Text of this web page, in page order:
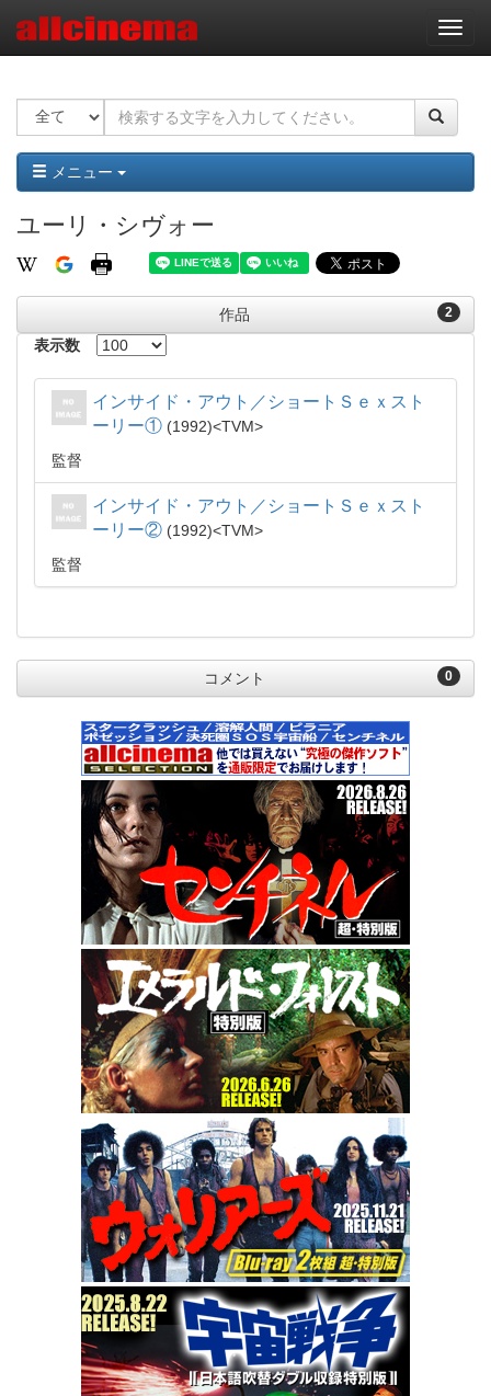
ナ
ビ
ー
ョ
ン
メニュー
ユーリ・シヴォー
2
作品
表示数
インサイド・アウト／ショートＳｅｘスト
ーリー①
1992
TVM
監督
インサイド・アウト／ショートＳｅｘスト
ーリー②
1992
TVM
監督
0
コメント